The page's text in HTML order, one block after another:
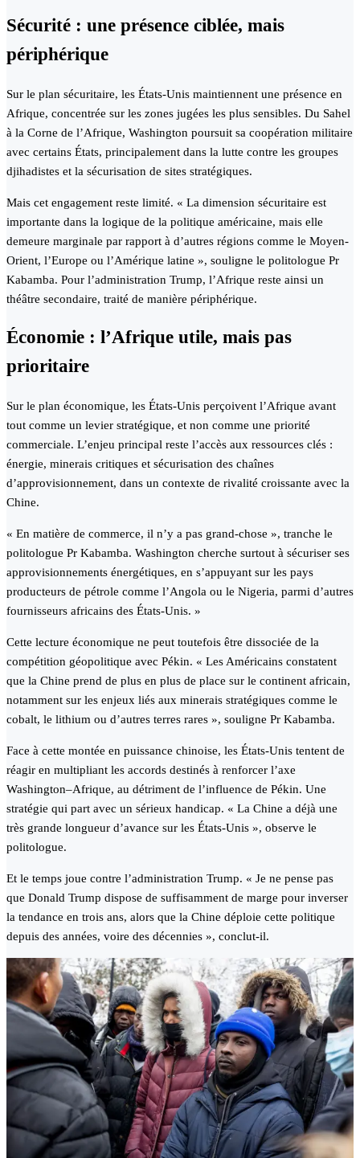
Sécurité : une présence ciblée, mais
périphérique
Sur le plan sécuritaire, les États-Unis maintiennent une présence en
Afrique, concentrée sur les zones jugées les plus sensibles. Du Sahel
à la Corne de l’Afrique, Washington poursuit sa coopération militaire
avec certains États, principalement dans la lutte contre les groupes
djihadistes et la sécurisation de sites stratégiques.
Mais cet engagement reste limité. « La dimension sécuritaire est
importante dans la logique de la politique américaine, mais elle
demeure marginale par rapport à d’autres régions comme le Moyen-
Orient, l’Europe ou l’Amérique latine », souligne le politologue Pr
Kabamba. Pour l’administration Trump, l’Afrique reste ainsi un
théâtre secondaire, traité de manière périphérique.
Économie : l’Afrique utile, mais pas
prioritaire
Sur le plan économique, les États-Unis perçoivent l’Afrique avant
tout comme un levier stratégique, et non comme une priorité
commerciale. L’enjeu principal reste l’accès aux ressources clés :
énergie, minerais critiques et sécurisation des chaînes
d’approvisionnement, dans un contexte de rivalité croissante avec la
Chine.
« En matière de commerce, il n’y a pas grand-chose », tranche le
politologue Pr Kabamba. Washington cherche surtout à sécuriser ses
approvisionnements énergétiques, en s’appuyant sur les pays
producteurs de pétrole comme l’Angola ou le Nigeria, parmi d’autres
fournisseurs africains des États-Unis. »
Cette lecture économique ne peut toutefois être dissociée de la
compétition géopolitique avec Pékin. « Les Américains constatent
que la Chine prend de plus en plus de place sur le continent africain,
notamment sur les enjeux liés aux minerais stratégiques comme le
cobalt, le lithium ou d’autres terres rares », souligne Pr Kabamba.
Face à cette montée en puissance chinoise, les États-Unis tentent de
réagir en multipliant les accords destinés à renforcer l’axe
Washington–Afrique, au détriment de l’influence de Pékin. Une
stratégie qui part avec un sérieux handicap. « La Chine a déjà une
très grande longueur d’avance sur les États-Unis », observe le
politologue.
Et le temps joue contre l’administration Trump. « Je ne pense pas
que Donald Trump dispose de suffisamment de marge pour inverser
la tendance en trois ans, alors que la Chine déploie cette politique
depuis des années, voire des décennies », conclut-il.